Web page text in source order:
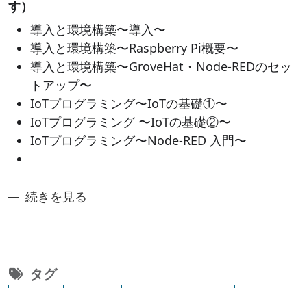
す）
導入と環境構築〜導入〜
導入と環境構築〜Raspberry Pi概要〜
導入と環境構築〜GroveHat・Node-REDのセッ
トアップ〜
IoTプログラミング〜IoTの基礎①〜
IoTプログラミング 〜IoTの基礎②〜
IoTプログラミング〜Node-RED 入門〜
奈良先端アントレシリーズ3：システムプロトタ
続きを見る
タグ